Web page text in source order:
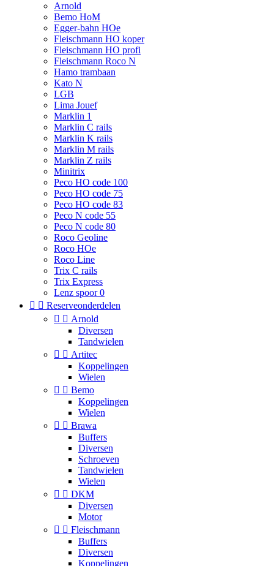
Arnold
Bemo HoM
Egger-bahn HOe
Fleischmann HO koper
Fleischmann HO profi
Fleischmann Roco N
Hamo trambaan
Kato N
LGB
Lima Jouef
Marklin 1
Marklin C rails
Marklin K rails
Marklin M rails
Marklin Z rails
Minitrix
Peco HO code 100
Peco HO code 75
Peco HO code 83
Peco N code 55
Peco N code 80
Roco Geoline
Roco HOe
Roco Line
Trix C rails
Trix Express
Lenz spoor 0
  Reserveonderdelen
  Arnold
Diversen
Tandwielen
  Artitec
Koppelingen
Wielen
  Bemo
Koppelingen
Wielen
  Brawa
Buffers
Diversen
Schroeven
Tandwielen
Wielen
  DKM
Diversen
Motor
  Fleischmann
Buffers
Diversen
Koppelingen